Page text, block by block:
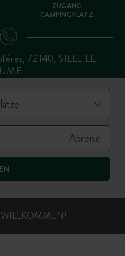
ZUGANG
CAMPINGPLATZ
72140, SILLE LE